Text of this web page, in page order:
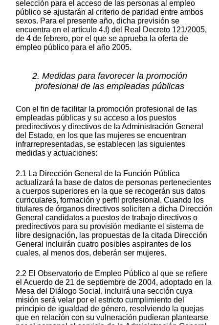
selección para el acceso de las personas al empleo
público se ajustarán al criterio de paridad entre ambos
sexos. Para el presente año, dicha previsión se
encuentra en el artículo 4.f) del Real Decreto 121/2005,
de 4 de febrero, por el que se aprueba la oferta de
empleo público para el año 2005.
2. Medidas para favorecer la promoción
profesional de las empleadas públicas
Con el fin de facilitar la promoción profesional de las
empleadas públicas y su acceso a los puestos
predirectivos y directivos de la Administración General
del Estado, en los que las mujeres se encuentran
infrarrepresentadas, se establecen las siguientes
medidas y actuaciones:
2.1 La Dirección General de la Función Pública
actualizará la base de datos de personas pertenecientes
a cuerpos superiores en la que se recogerán sus datos
curriculares, formación y perfil profesional. Cuando los
titulares de órganos directivos soliciten a dicha Dirección
General candidatos a puestos de trabajo directivos o
predirectivos para su provisión mediante el sistema de
libre designación, las propuestas de la citada Dirección
General incluirán cuatro posibles aspirantes de los
cuales, al menos dos, deberán ser mujeres.
2.2 El Observatorio de Empleo Público al que se refiere
el Acuerdo de 21 de septiembre de 2004, adoptado en la
Mesa del Diálogo Social, incluirá una sección cuya
misión será velar por el estricto cumplimiento del
principio de igualdad de género, resolviendo la quejas
que en relación con su vulneración pudieran plantearse